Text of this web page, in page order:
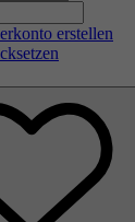
erstellen